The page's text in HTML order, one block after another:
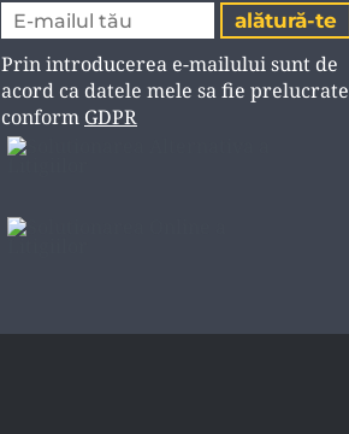
Prin introducerea e-mailului sunt de
acord ca datele mele sa fie prelucrate
conform GDPR